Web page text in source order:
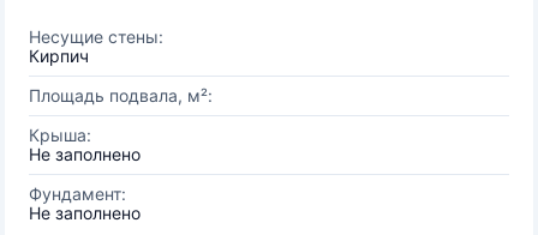
Несущие стены:
Кирпич
Площадь подвала, м²:
Крыша:
Не заполнено
Фундамент:
Не заполнено